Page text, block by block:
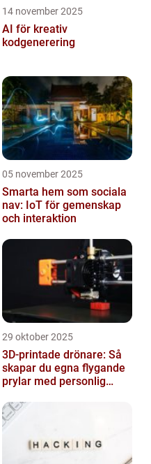
14 november 2025
AI för kreativ
kodgenerering
05 november 2025
Smarta hem som sociala
nav: IoT för gemenskap
och interaktion
29 oktober 2025
3D-printade drönare: Så
skapar du egna flygande
prylar med personlig